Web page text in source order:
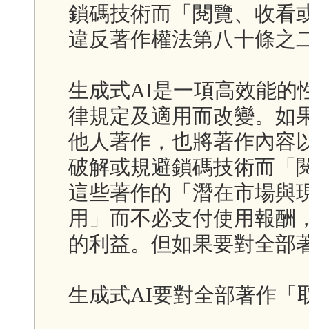
鎖碼技術而「閱覽、收看
違反著作權法第八十條之
生成式AI是一項高效能的
律規定及適用而改變。如
他人著作，也將著作內容
破解或規避鎖碼技術而「
這些著作的「潛在市場與
用」而不必支付使用報酬
的利益。但如果要對全部
生成式AI要對全部著作「